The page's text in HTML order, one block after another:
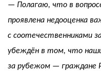
— Полагаю, что в
проявлена недооценка
с соотечественниками
убеждён в том, что
за рубежом — граждане